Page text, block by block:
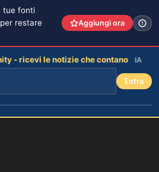
tue fonti
restare
Aggiungi ora
- ricevi le notizie che contano IA
Entra